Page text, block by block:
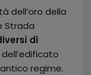
dell’oro della
Strada
di
regime.